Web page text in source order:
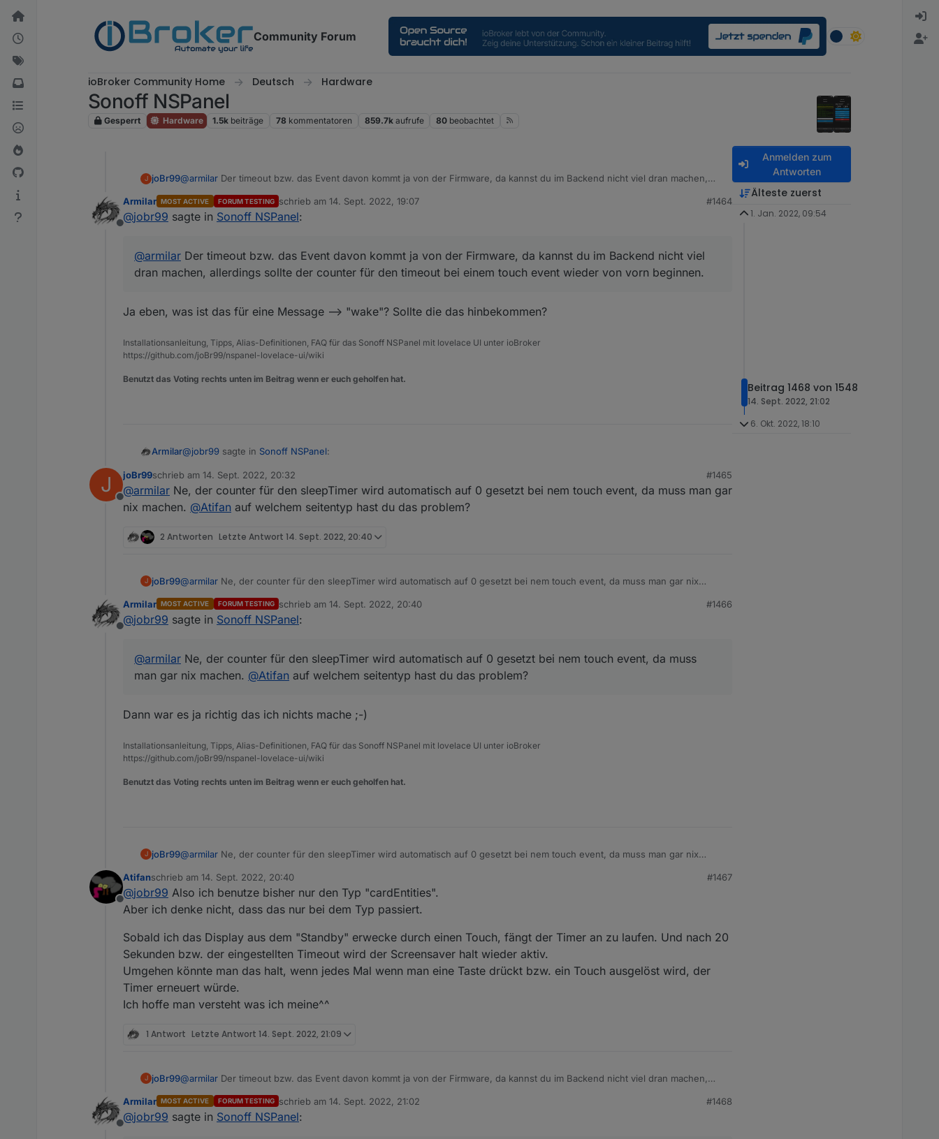
Weiter zum Inhalt
Community Forum
ioBroker Community Home Deutsch Hardware
Sonoff NSPanel
Gesperrt Hardware 1.5k beiträge 78 kommentatoren 859.7k aufrufe 80 beobachtet
J joBr99@armilar Der timeout bzw. das Event davon kommt ja von der Firmware, da kannst du im Backend nicht viel dran machen,
Offline
Armilar MOST ACTIVE FORUM TESTING schrieb am14. Sept. 2022, 19:07
zuletzt editiert von
#1464
@jobr99 sagte in Sonoff NSPanel:
@armilar Der timeout bzw. das Event davon kommt ja von der Firmware, da kannst du im Backend nicht viel
dran machen, allerdings sollte der counter für den timeout bei einem touch event wieder von vorn beginnen.
Ja eben, was ist das für eine Message --> "wake"? Sollte die das hinbekommen?
Installationsanleitung, Tipps, Alias-Definitionen, FAQ für das Sonoff NSPanel mit lovelace UI unter ioBroker
https://github.com/joBr99/nspanel-lovelace-ui/wiki
Benutzt das Voting rechts unten im Beitrag wenn er euch geholfen hat.
Armilar@jobr99 sagte in Sonoff NSPanel:
@armilar Der timeout bzw. das Event davon kommt ja von der Firmware, da kannst du im Backend nicht viel dran
machen, allerdings sollte der counter für den timeout bei einem touch event wieder von vorn beginnen.
Ja eben, was ist das für eine Message --> "wake"? Sollte die das hinbekommen?
J
Offline
joBr99schrieb am 14. Sept. 2022, 20:32
zuletzt editiert von
#1465
@armilar Ne, der counter für den sleepTimer wird automatisch auf 0 gesetzt bei nem touch event, da muss man gar
nix machen. @Atifan auf welchem seitentyp hast du das problem?
2 Antworten Letzte Antwort 14. Sept. 2022, 20:40
J joBr99@armilar Ne, der counter für den sleepTimer wird automatisch auf 0 gesetzt bei nem touch event, da muss man gar nix
Offline
Armilar MOST ACTIVE FORUM TESTING schrieb am14. Sept. 2022, 20:40
zuletzt editiert von
#1466
@jobr99 sagte in Sonoff NSPanel:
@armilar Ne, der counter für den sleepTimer wird automatisch auf 0 gesetzt bei nem touch event, da muss
man gar nix machen. @Atifan auf welchem seitentyp hast du das problem?
Dann war es ja richtig das ich nichts mache ;-)
Installationsanleitung, Tipps, Alias-Definitionen, FAQ für das Sonoff NSPanel mit lovelace UI unter ioBroker
https://github.com/joBr99/nspanel-lovelace-ui/wiki
Benutzt das Voting rechts unten im Beitrag wenn er euch geholfen hat.
J joBr99@armilar Ne, der counter für den sleepTimer wird automatisch auf 0 gesetzt bei nem touch event, da muss man gar nix
Offline
Atifanschrieb am 14. Sept. 2022, 20:40
zuletzt editiert von
#1467
@jobr99 Also ich benutze bisher nur den Typ "cardEntities".
Aber ich denke nicht, dass das nur bei dem Typ passiert.
Sobald ich das Display aus dem "Standby" erwecke durch einen Touch, fängt der Timer an zu laufen. Und nach 20
Sekunden bzw. der eingestellten Timeout wird der Screensaver halt wieder aktiv.
Umgehen könnte man das halt, wenn jedes Mal wenn man eine Taste drückt bzw. ein Touch ausgelöst wird, der
Timer erneuert würde.
Ich hoffe man versteht was ich meine^^
1 Antwort Letzte Antwort 14. Sept. 2022, 21:09
J joBr99@armilar Der timeout bzw. das Event davon kommt ja von der Firmware, da kannst du im Backend nicht viel dran machen,
Offline
Armilar MOST ACTIVE FORUM TESTING schrieb am14. Sept. 2022, 21:02
zuletzt editiert von
#1468
@jobr99 sagte in Sonoff NSPanel:
Anmelden zum
Antworten
Älteste zuerst
1. Jan. 2022, 09:54
Beitrag 1468 von 1548
14. Sept. 2022, 21:02
6. Okt. 2022, 18:10